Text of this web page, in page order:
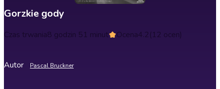
Gorzkie gody
Czas trwania8 godzin 51 minut Ocena4.2(12 ocen)
Autor Pascal Bruckner